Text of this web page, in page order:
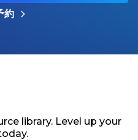
約
library. Level up your